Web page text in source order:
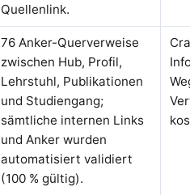
Quellenlink.
76 Anker-Querverweise
zwischen Hub, Profil,
Lehrstuhl, Publikationen
und Studiengang;
sämtliche internen Links
und Anker wurden
automatisiert validiert
(100 % gültig).